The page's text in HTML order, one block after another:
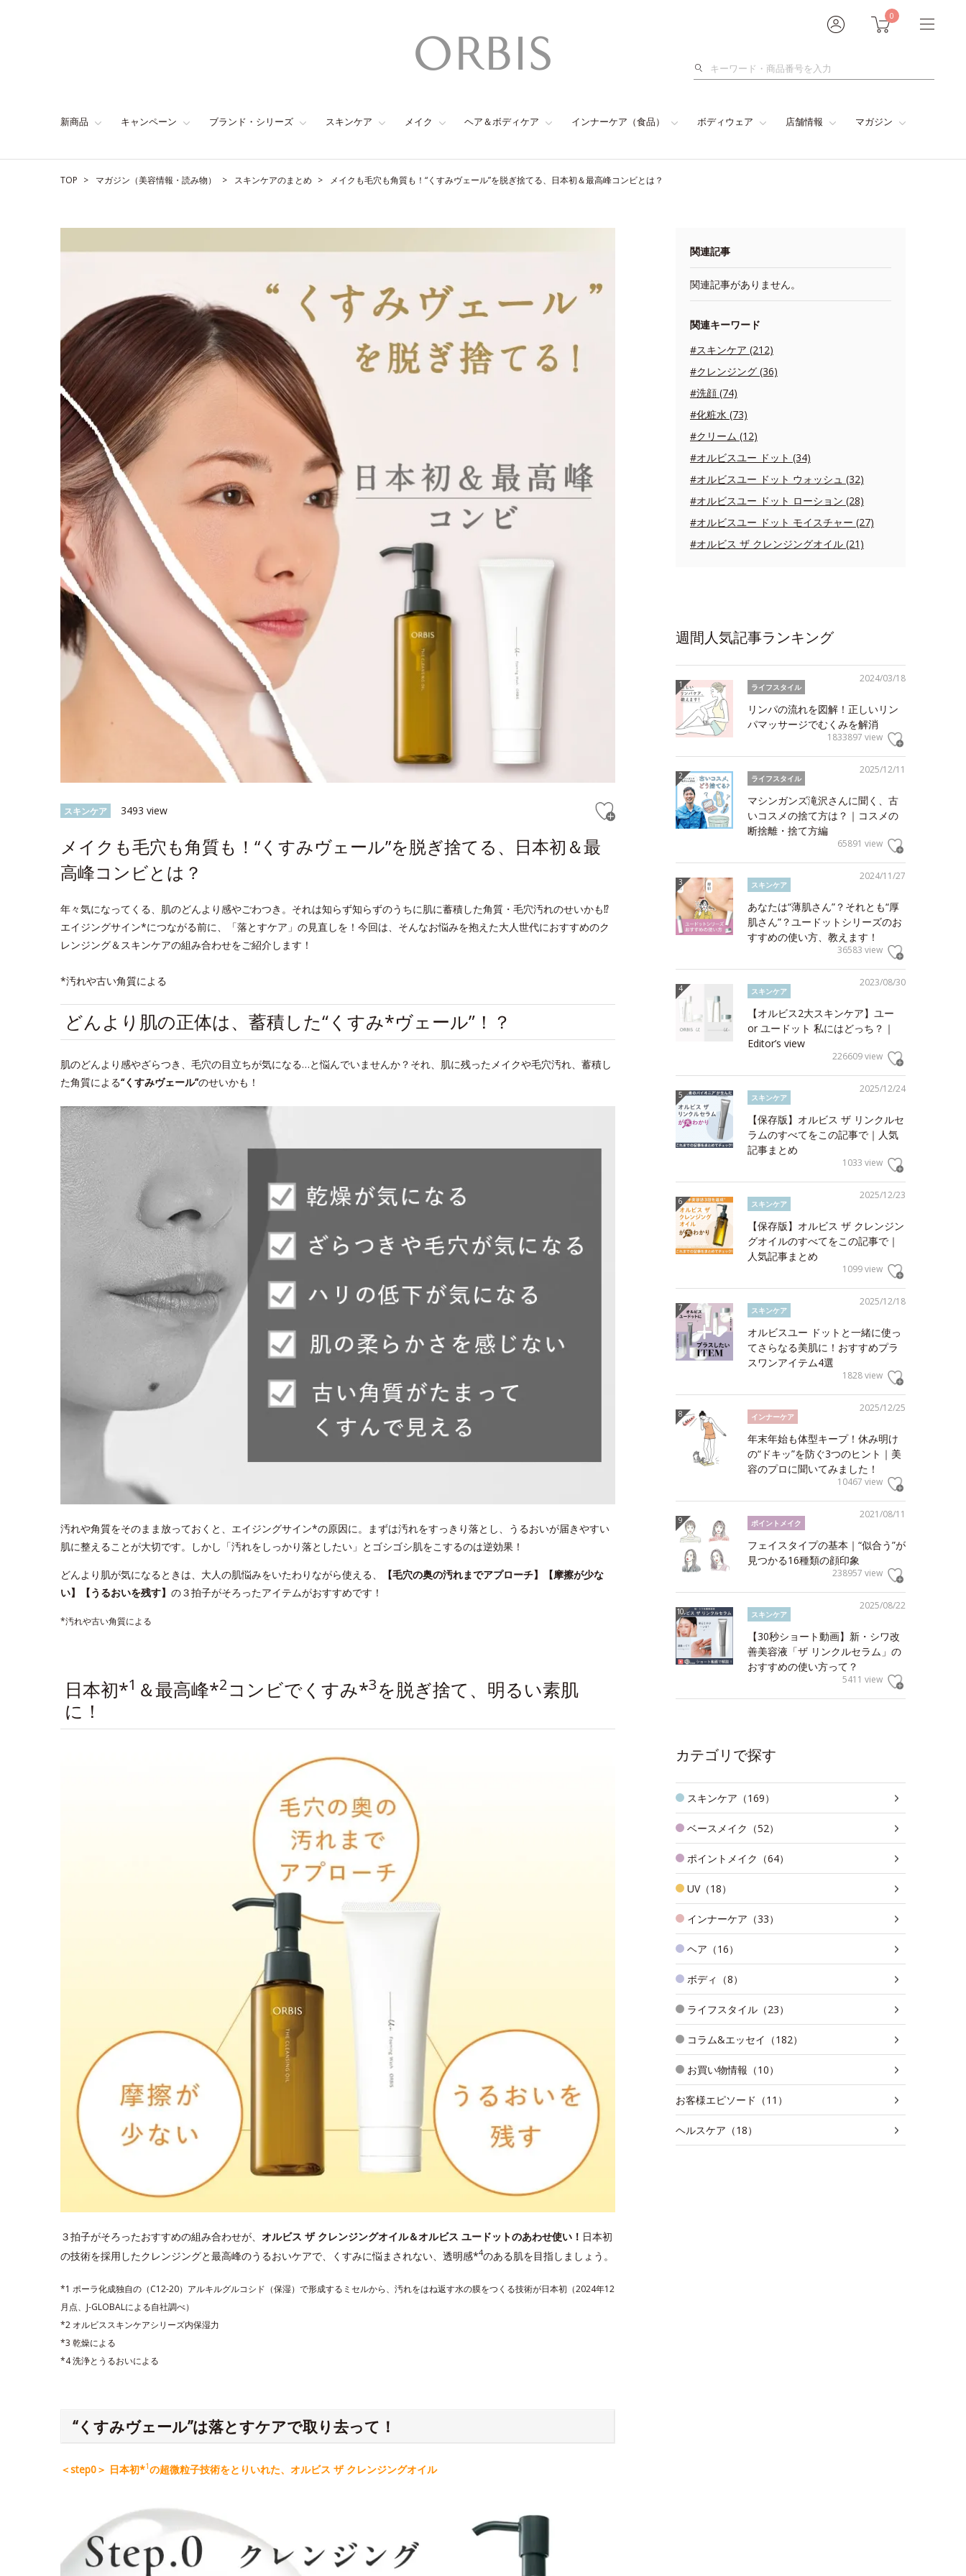
0
検
新商品 キャンペーン ブランド・シリーズ スキンケア メイク ヘア＆ボディケア インナーケア（食品） ボディウェア 店舗情報 マガジン
TOP マガジン（美容情報・読み物） スキンケアのまとめ メイクも毛穴も角質も！“くすみヴェール”を脱ぎ捨てる、日本初＆最高峰コンビとは？
スキンケア 3493 view
メイクも毛穴も角質も！“くすみヴェール”を脱ぎ捨てる、日本初＆最
高峰コンビとは？
年々気になってくる、肌のどんより感やごわつき。それは知らず知らずのうちに肌に蓄積した角質・毛穴汚れのせいかも⁉
エイジングサイン*につながる前に、「落とすケア」の見直しを！今回は、そんなお悩みを抱えた大人世代におすすめのク
レンジング＆スキンケアの組み合わせをご紹介します！
*汚れや古い角質による
どんより肌の正体は、蓄積した“くすみ*ヴェール”！？
肌のどんより感やざらつき、毛穴の目立ちが気になる…と悩んでいませんか？それ、肌に残ったメイクや毛穴汚れ、蓄積し
た角質による“くすみヴェール”のせいかも！
汚れや角質をそのまま放っておくと、エイジングサイン*の原因に。まずは汚れをすっきり落とし、うるおいが届きやすい
肌に整えることが大切です。しかし「汚れをしっかり落としたい」とゴシゴシ肌をこするのは逆効果！
どんより肌が気になるときは、大人の肌悩みをいたわりながら使える、
【毛穴の奥の汚れまでアプローチ】【摩擦が少な
い】【うるおいを残す】 の３拍子がそろったアイテムがおすすめです！
*汚れや古い角質による
日本初*1 ＆最高峰*2コンビでくすみ*3を脱ぎ捨て、明るい素肌
に！
３拍子がそろったおすすめの組み合わせが、 オルビス ザ クレンジングオイル＆オルビス ユードットのあわせ使い！ 日本初
の技術を採用したクレンジングと最高峰のうるおいケアで、くすみに悩まされない、透明感*4のある肌を目指しましょう。
*1 ポーラ化成独自の（C12-20）アルキルグルコシド（保湿）で形成するミセルから、汚れをはね返す水の膜をつくる技術が日本初（2024年12
月点、J-GLOBALによる自社調べ）
*2 オルビススキンケアシリーズ内保湿力
*3 乾燥による
*4 洗浄とうるおいによる
“くすみヴェール”は落とすケアで取り去って！
＜step0＞ 日本初*1の超微粒子技術をとりいれた、オルビス ザ クレンジングオイル
関連記事
関連記事がありません。
関連キーワード
#スキンケア (212)
#クレンジング (36)
#洗顔 (74)
#化粧水 (73)
#クリーム (12)
#オルビスユー ドット (34)
#オルビスユー ドット ウォッシュ (32)
#オルビスユー ドット ローション (28)
#オルビスユー ドット モイスチャー (27)
#オルビス ザ クレンジングオイル (21)
週間人気記事ランキング
2024/03/18
ライフスタイル
リンパの流れを図解！正しいリン
パマッサージでむくみを解消
1833897 view
2025/12/11
ライフスタイル
マシンガンズ滝沢さんに聞く、古
いコスメの捨て方は？｜コスメの
断捨離・捨て方編
65891 view
2024/11/27
スキンケア
あなたは“薄肌さん”？それとも“厚
肌さん”？ユードットシリーズのお
すすめの使い方、教えます！
36583 view
2023/08/30
スキンケア
【オルビス2大スキンケア】ユー
or ユードット 私にはどっち？｜
Editor’s view
226609 view
2025/12/24
スキンケア
【保存版】オルビス ザ リンクルセ
ラムのすべてをこの記事で｜人気
記事まとめ
1033 view
2025/12/23
スキンケア
【保存版】オルビス ザ クレンジン
グオイルのすべてをこの記事で｜
人気記事まとめ
1099 view
2025/12/18
スキンケア
オルビスユー ドットと一緒に使っ
てさらなる美肌に！おすすめプラ
スワンアイテム4選
1828 view
2025/12/25
インナーケア
年末年始も体型キープ！休み明け
の“ドキッ”を防ぐ3つのヒント｜美
容のプロに聞いてみました！
10467 view
2021/08/11
ポイントメイク
フェイスタイプの基本｜“似合う”が
見つかる16種類の顔印象
238957 view
2025/08/22
スキンケア
【30秒ショート動画】新・シワ改
善美容液「ザ リンクルセラム」の
おすすめの使い方って？
5411 view
カテゴリで探す
スキンケア（169）
ベースメイク（52）
ポイントメイク（64）
UV（18）
インナーケア（33）
ヘア（16）
ボディ（8）
ライフスタイル（23）
コラム&エッセイ（182）
お買い物情報（10）
お客様エピソード（11）
ヘルスケア（18）